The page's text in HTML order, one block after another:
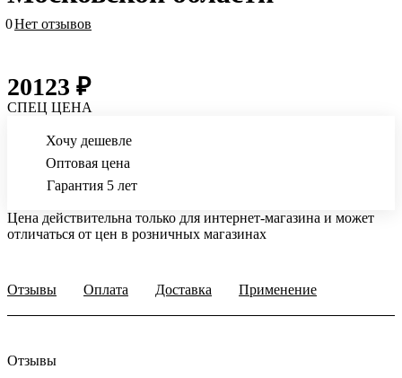
0Нет отзывов
20123 ₽
СПЕЦ ЦЕНА
Хочу дешевле
Оптовая цена
Гарантия 5 лет
Цена действительна только для интернет-магазина и может
отличаться от цен в розничных магазинах
Отзывы Оплата Доставка Применение
Отзывы